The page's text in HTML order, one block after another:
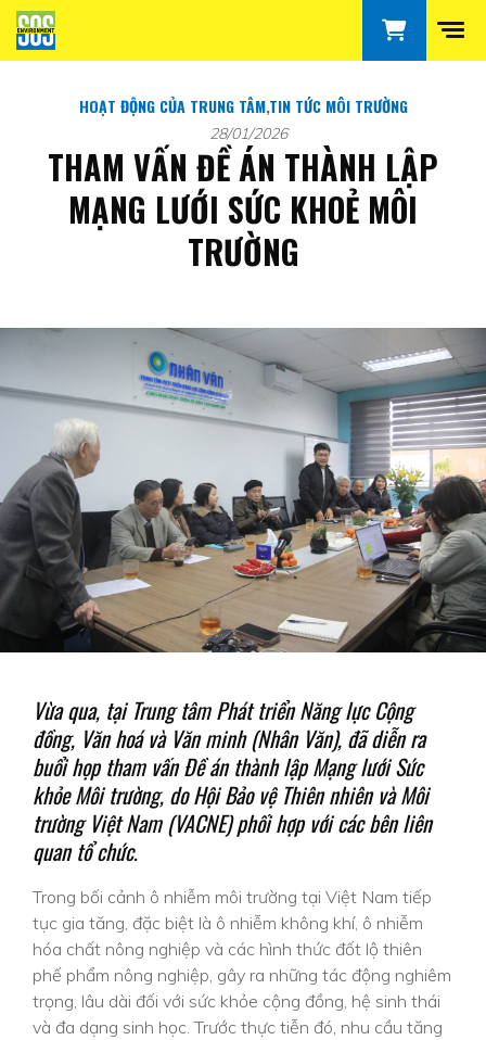
HOẠT ĐỘNG CỦA TRUNG TÂM,TIN TỨC MÔI TRƯỜNG
28/01/2026
THAM VẤN ĐỀ ÁN THÀNH LẬP
MẠNG LƯỚI SỨC KHOẺ MÔI
TRƯỜNG
Vừa qua, tại Trung tâm Phát triển Năng lực Cộng
đồng, Văn hoá và Văn minh (Nhân Văn), đã diễn ra
buổi họp tham vấn Đề án thành lập Mạng lưới Sức
khỏe Môi trường, do Hội Bảo vệ Thiên nhiên và Môi
trường Việt Nam (VACNE) phối hợp với các bên liên
quan tổ chức.
Trong bối cảnh ô nhiễm môi trường tại Việt Nam tiếp
tục gia tăng, đặc biệt là ô nhiễm không khí, ô nhiễm
hóa chất nông nghiệp và các hình thức đốt lộ thiên
phế phẩm nông nghiệp, gây ra những tác động nghiêm
trọng, lâu dài đối với sức khỏe cộng đồng, hệ sinh thái
và đa dạng sinh học. Trước thực tiễn đó, nhu cầu tăng